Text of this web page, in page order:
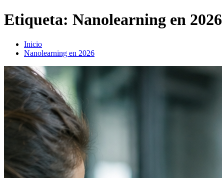
Etiqueta: Nanolearning en 2026
Inicio
Nanolearning en 2026